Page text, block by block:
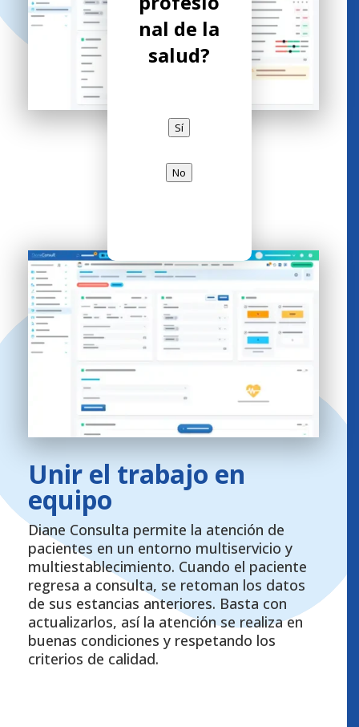
Unir el trabajo en
equipo
Diane Consulta permite la atención de
pacientes en un entorno multiservicio y
multiestablecimiento. Cuando el paciente
regresa a consulta, se retoman los datos
de sus estancias anteriores. Basta con
actualizarlos, así la atención se realiza en
buenas condiciones y respetando los
criterios de calidad.
nal de la
salud?
Sí
No